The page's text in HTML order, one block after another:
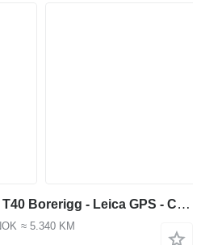
Epiroc Epiroc Smartroc T40 Borerigg - Leica GPS - CME sliper - Sentrals
≈ 5.340 KM